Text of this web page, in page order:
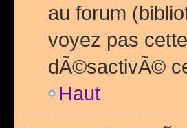
au forum
voyez pas
dÃ©sactivÃ©
Haut